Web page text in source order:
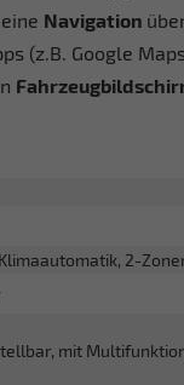
Navigation
(z.B. Google
Klimaautomatik, 2-
mit